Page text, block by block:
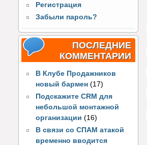
Регистрация
Забыли пароль?
ПОСЛЕДНИЕ
КОММЕНТАРИИ
В Клубе Продажников
новый бармен (17)
Подскажите CRM для
небольшой монтажной
организации (16)
В связи со СПАМ атакой
временно вводится